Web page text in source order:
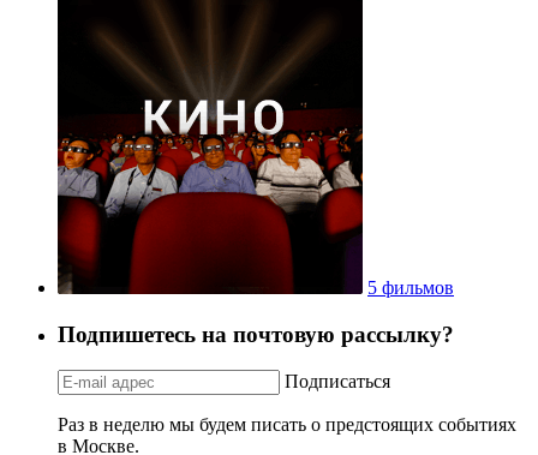
5 фильмов
Подпишетесь на почтовую рассылку?
Подписаться
Раз в неделю мы будем писать о предстоящих событиях
в Москве.